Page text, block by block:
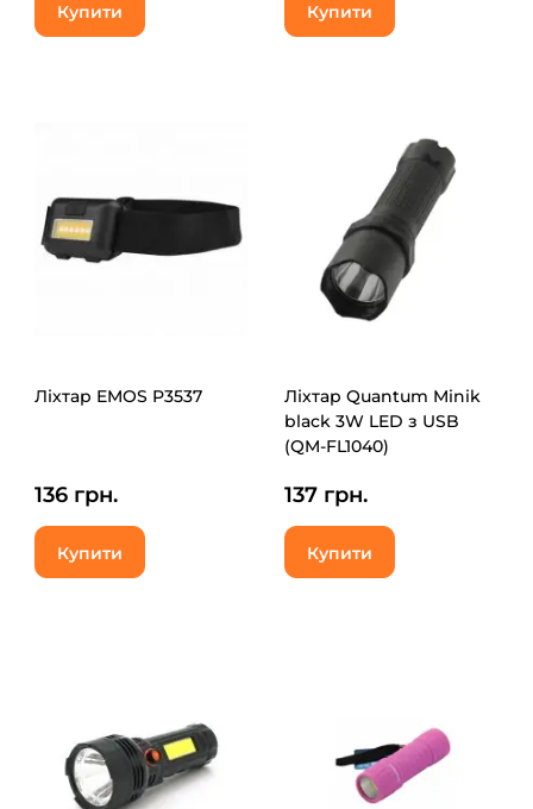
Купити Купити
Ліхтар EMOS P3537
136 грн.
Купити
Ліхтар Quantum Minik
black 3W LED з USB
(QM-FL1040)
137 грн.
Купити